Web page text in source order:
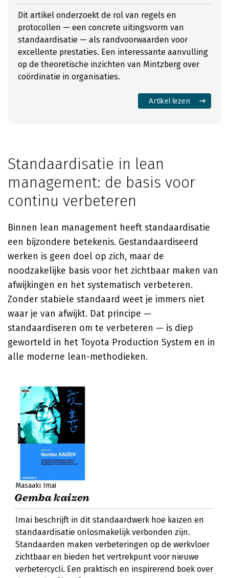
Dit artikel onderzoekt de rol van regels en
protocollen — een concrete uitingsvorm van
standaardisatie — als randvoorwaarden voor
excellente prestaties. Een interessante aanvulling
op de theoretische inzichten van Mintzberg over
coördinatie in organisaties.
Artikel lezen
Standaardisatie in lean
management: de basis voor
continu verbeteren
Binnen lean management heeft standaardisatie
een bijzondere betekenis. Gestandaardiseerd
werken is geen doel op zich, maar de
noodzakelijke basis voor het zichtbaar maken van
afwijkingen en het systematisch verbeteren.
Zonder stabiele standaard weet je immers niet
waar je van afwijkt. Dat principe —
standaardiseren om te verbeteren — is diep
geworteld in het Toyota Production System en in
alle moderne lean-methodieken.
Masaaki Imai
Gemba kaizen
Imai beschrijft in dit standaardwerk hoe kaizen en
standaardisatie onlosmakelijk verbonden zijn.
Standaarden maken verbeteringen op de werkvloer
zichtbaar en bieden het vertrekpunt voor nieuwe
verbetercycli. Een praktisch en inspirerend boek over